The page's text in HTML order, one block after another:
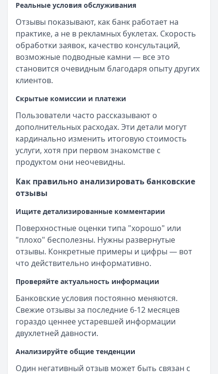
Реальные условия обслуживания
Отзывы показывают, как банк работает на
практике, а не в рекламных буклетах. Скорость
обработки заявок, качество консультаций,
возможные подводные камни — все это
становится очевидным благодаря опыту других
клиентов.
Скрытые комиссии и платежи
Пользователи часто рассказывают о
дополнительных расходах. Эти детали могут
кардинально изменить итоговую стоимость
услуги, хотя при первом знакомстве с
продуктом они неочевидны.
Как правильно анализировать банковские
отзывы
Ищите детализированные комментарии
Поверхностные оценки типа "хорошо" или
"плохо" бесполезны. Нужны развернутые
отзывы. Конкретные примеры и цифры — вот
что действительно информативно.
Проверяйте актуальность информации
Банковские условия постоянно меняются.
Свежие отзывы за последние 6-12 месяцев
гораздо ценнее устаревшей информации
двухлетней давности.
Анализируйте общие тенденции
Один негативный отзыв может быть связан с